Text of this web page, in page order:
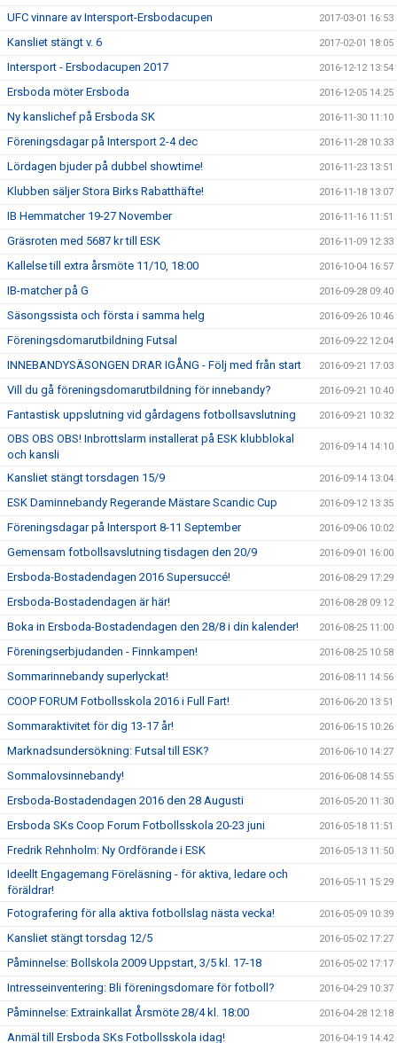
UFC vinnare av Intersport-Ersbodacupen 2017-03-01 16:53
Kansliet stängt v. 6 2017-02-01 18:05
Intersport - Ersbodacupen 2017 2016-12-12 13:54
Ersboda möter Ersboda 2016-12-05 14:25
Ny kanslichef på Ersboda SK 2016-11-30 11:10
Föreningsdagar på Intersport 2-4 dec 2016-11-28 10:33
Lördagen bjuder på dubbel showtime! 2016-11-23 13:51
Klubben säljer Stora Birks Rabatthäfte! 2016-11-18 13:07
IB Hemmatcher 19-27 November 2016-11-16 11:51
Gräsroten med 5687 kr till ESK 2016-11-09 12:33
Kallelse till extra årsmöte 11/10, 18:00 2016-10-04 16:57
IB-matcher på G 2016-09-28 09:40
Säsongssista och första i samma helg 2016-09-26 10:46
Föreningsdomarutbildning Futsal 2016-09-22 12:04
INNEBANDYSÄSONGEN DRAR IGÅNG - Följ med från start 2016-09-21 17:03
Vill du gå föreningsdomarutbildning för innebandy? 2016-09-21 10:40
Fantastisk uppslutning vid gårdagens fotbollsavslutning 2016-09-21 10:32
OBS OBS OBS! Inbrottslarm installerat på ESK klubblokal
och kansli
2016-09-14 14:10
Kansliet stängt torsdagen 15/9 2016-09-14 13:04
ESK Daminnebandy Regerande Mästare Scandic Cup 2016-09-12 13:35
Föreningsdagar på Intersport 8-11 September 2016-09-06 10:02
Gemensam fotbollsavslutning tisdagen den 20/9 2016-09-01 16:00
Ersboda-Bostadendagen 2016 Supersuccé! 2016-08-29 17:29
Ersboda-Bostadendagen är här! 2016-08-28 09:12
Boka in Ersboda-Bostadendagen den 28/8 i din kalender! 2016-08-25 11:00
Föreningserbjudanden - Finnkampen! 2016-08-25 10:58
Sommarinnebandy superlyckat! 2016-08-11 14:56
COOP FORUM Fotbollsskola 2016 i Full Fart! 2016-06-20 13:51
Sommaraktivitet för dig 13-17 år! 2016-06-15 10:26
Marknadsundersökning: Futsal till ESK? 2016-06-10 14:27
Sommalovsinnebandy! 2016-06-08 14:55
Ersboda-Bostadendagen 2016 den 28 Augusti 2016-05-20 11:30
Ersboda SKs Coop Forum Fotbollsskola 20-23 juni 2016-05-18 11:51
Fredrik Rehnholm: Ny Ordförande i ESK 2016-05-13 11:50
Ideellt Engagemang Föreläsning - för aktiva, ledare och
föräldrar!
2016-05-11 15:29
Fotografering för alla aktiva fotbollslag nästa vecka! 2016-05-09 10:39
Kansliet stängt torsdag 12/5 2016-05-02 17:27
Påminnelse: Bollskola 2009 Uppstart, 3/5 kl. 17-18 2016-05-02 17:17
Intresseinventering: Bli föreningsdomare för fotboll? 2016-04-29 10:37
Påminnelse: Extrainkallat Årsmöte 28/4 kl. 18:00 2016-04-28 12:18
Anmäl till Ersboda SKs Fotbollsskola idag! 2016-04-19 14:42